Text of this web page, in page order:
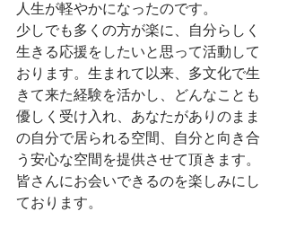
人生が軽やかになったのです。
少しでも多くの方が楽に、自分らしく
生きる応援をしたいと思って活動して
おります。生まれて以来、多文化で生
きて来た経験を活かし、どんなことも
優しく受け入れ、あなたがありのまま
の自分で居られる空間、自分と向き合
う安心な空間を提供させて頂きます。
皆さんにお会いできるのを楽しみにし
ております。